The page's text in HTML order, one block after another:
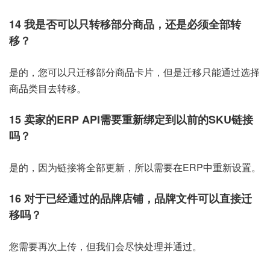
14 我是否可以只转移部分商品，还是必须全部转
移？
是的，您可以只迁移部分商品卡片，但是迁移只能通过选择
商品类目去转移。
15 卖家的ERP API需要重新绑定到以前的SKU链接
吗？
是的，因为链接将全部更新，所以需要在ERP中重新设置。
16 对于已经通过的品牌店铺，品牌文件可以直接迁
移吗？
您需要再次上传，但我们会尽快处理并通过。